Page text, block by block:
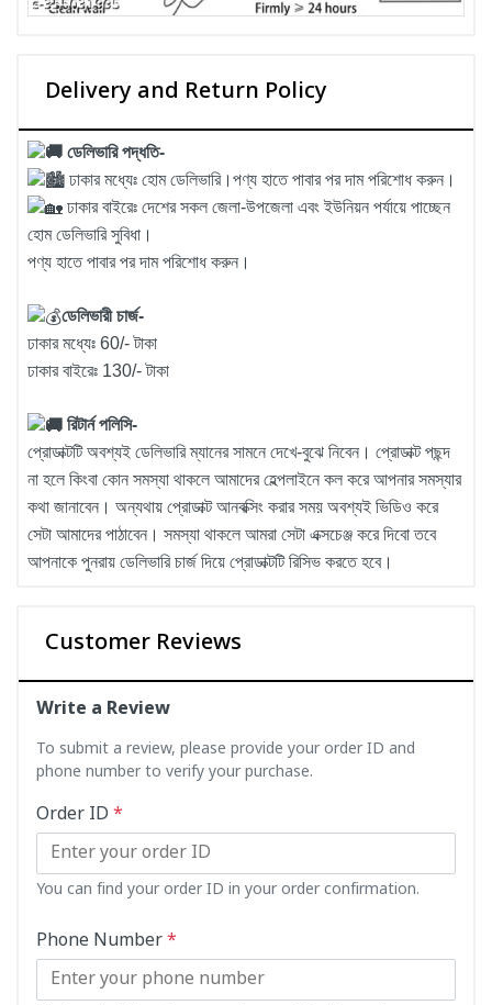
Delivery and Return Policy
ডেলিভারি পদ্ধতি-
ঢাকার মধ্যেঃ হোম ডেলিভারি।পণ্য হাতে পাবার পর দাম পরিশোধ করুন।
ঢাকার বাইরেঃ দেশের সকল জেলা-উপজেলা এবং ইউনিয়ন পর্যায়ে পাচ্ছেন
হোম ডেলিভারি সুবিধা।
পণ্য হাতে পাবার পর দাম পরিশোধ করুন।
ডেলিভারী চার্জ-
ঢাকার মধ্যেঃ 60/- টাকা
ঢাকার বাইরেঃ 130/- টাকা
রিটার্ন পলিসি-
প্রোডাক্টটি অবশ্যই ডেলিভারি ম্যানের সামনে দেখে-বুঝে নিবেন। প্রোডাক্ট পছন্দ
না হলে কিংবা কোন সমস্যা থাকলে আমাদের হেল্পলাইনে কল করে আপনার সমস্যার
কথা জানাবেন। অন্যথায় প্রোডাক্ট আনবক্সিং করার সময় অবশ্যই ভিডিও করে
সেটা আমাদের পাঠাবেন। সমস্যা থাকলে আমরা সেটা এক্সচেঞ্জ করে দিবো তবে
আপনাকে পুনরায় ডেলিভারি চার্জ দিয়ে প্রোডাক্টটি রিসিভ করতে হবে।
Customer Reviews
Write a Review
To submit a review, please provide your order ID and
phone number to verify your purchase.
Order ID *
You can find your order ID in your order confirmation.
Phone Number*